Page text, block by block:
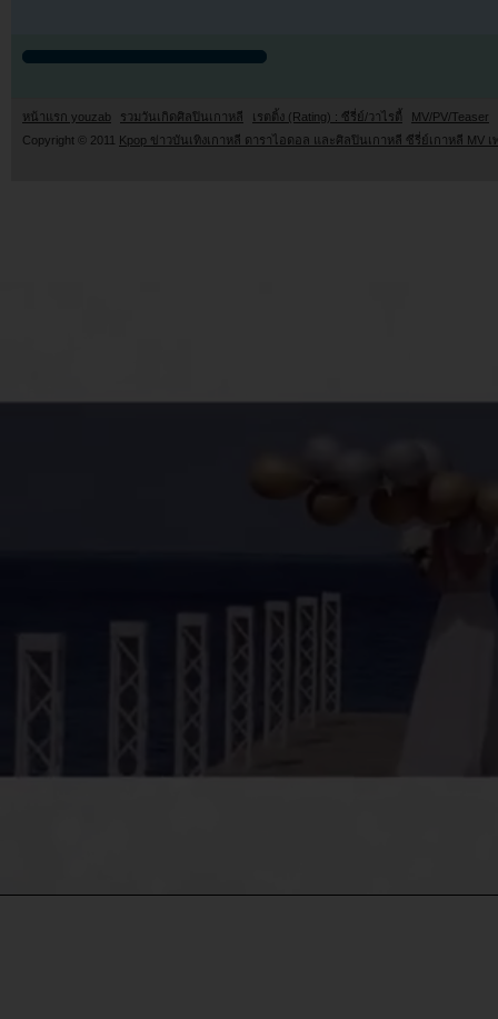
หน้าแรก youzab รวมวันเกิดศิลปินเกาหลี เรตติ้ง (Rating) : ซีรี่ย์/วาไรตี้
MV/PV/Teaser
Copyright © 2011 Kpop ข่าวบันเทิงเกาหลี ดาราไอดอล และศิลปินเกาหลี ซีรี่ย์เกาหลี MV